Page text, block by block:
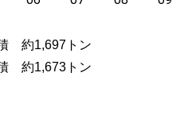
約1,697トン
約1,673トン